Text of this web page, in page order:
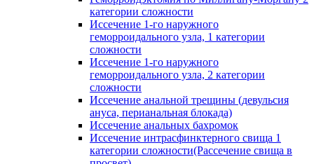
категории сложности
Иссечение 1-го наружного
геморроидального узла, 1 категории
сложности
Иссечение 1-го наружного
геморроидального узла, 2 категории
сложности
Иссечение анальной трещины (девульсия
ануса, перианальная блокада)
Иссечение анальных бахромок
Иссечение интрасфинктерного свища 1
категории сложности(Рассечение свища в